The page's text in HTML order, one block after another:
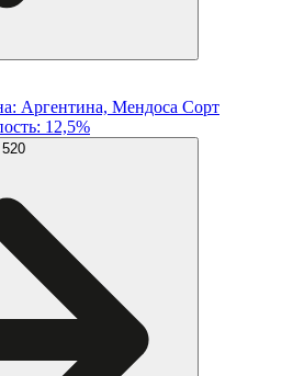
Аргентина, Мендоса Сорт
12,5%
520